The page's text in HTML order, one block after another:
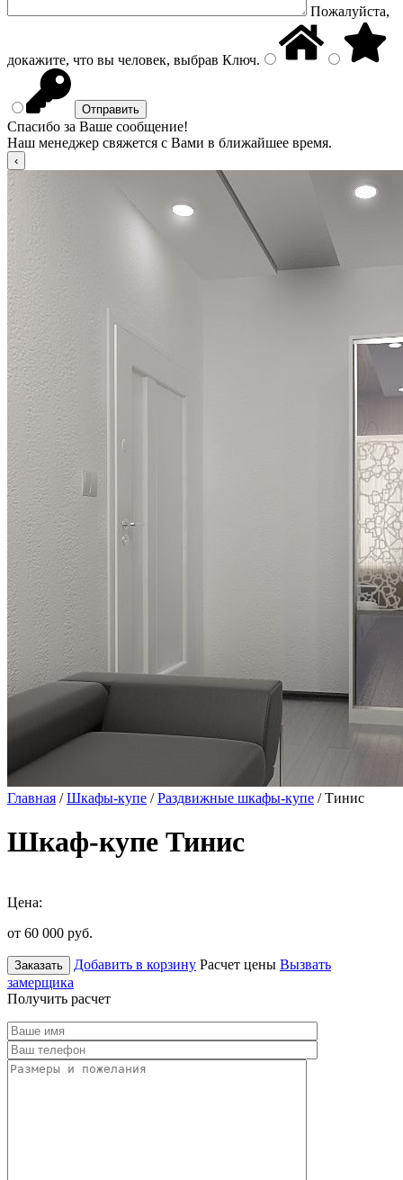
Пожалуйста,
докажите, что вы человек, выбрав Ключ.
Спасибо за Ваше сообщение!
Наш менеджер свяжется с Вами в ближайшее время.
Главная /Шкафы-купе /Раздвижные шкафы-купе / Тинис
Шкаф-купе Тинис
Цена:
от 60 000 руб.
Заказать Добавить в корзину Расчет цены Вызвать
замерщика
Получить расчет